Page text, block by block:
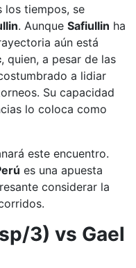
los tiempos, se
. Aunque Safiullin ha
aún está
, quien, a pesar de las
a lidiar
Su capacidad
lo coloca como
este encuentro.
es una apuesta
considerar la
3) vs Gael